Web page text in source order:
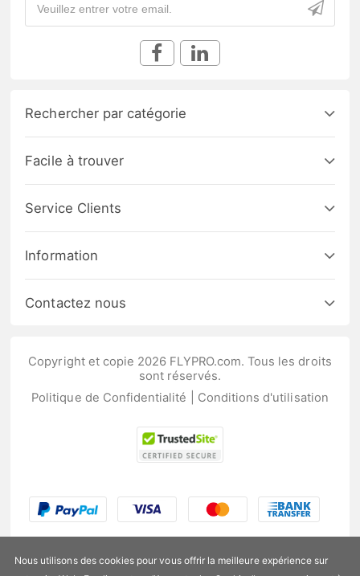
Rechercher par catégorie
Facile à trouver
Service Clients
Information
Contactez nous
Copyright et copie 2026 FLYPRO.com. Tous les droits
sont réservés.
Politique de Confidentialité
Conditions d'utilisation
Nous utilisons des cookies pour vous offrir la meilleure expérience sur